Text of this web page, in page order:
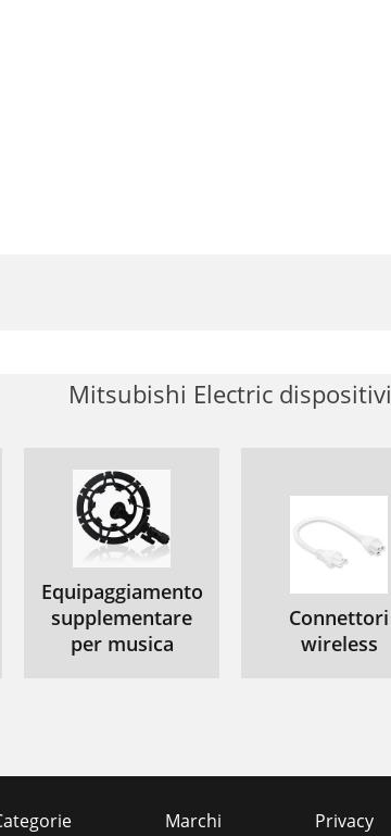
Mitsubishi Electric dispositivi
Equipaggiamento
supplementare
per musica
Connettori
wireless
Marchi Privacy